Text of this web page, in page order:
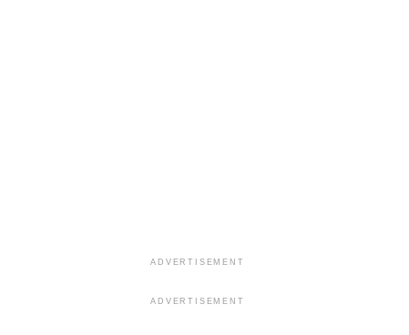
ADVERTISEMENT
ADVERTISEMENT